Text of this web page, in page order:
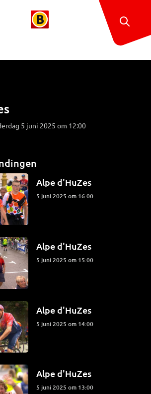
5 juni 2025 om 12:00
Alpe d'HuZes
5 juni 2025 om 16:00
Alpe d'HuZes
5 juni 2025 om 15:00
Alpe d'HuZes
5 juni 2025 om 14:00
Alpe d'HuZes
5 juni 2025 om 13:00